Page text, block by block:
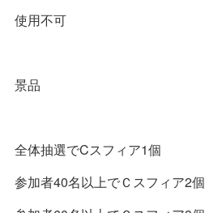
使用不可
景品
全体抽選でCスフィア1個
参加者40名以上でＣスフィア2個